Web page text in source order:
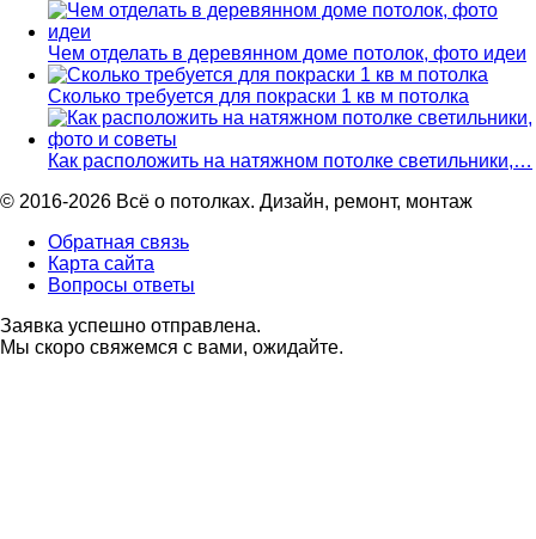
Чем отделать в деревянном доме потолок, фото идеи
Сколько требуется для покраски 1 кв м потолка
Как расположить на натяжном потолке светильники,…
© 2016-2026 Всё о потолках. Дизайн, ремонт, монтаж
Обратная связь
Карта сайта
Вопросы ответы
Заявка успешно отправлена.
Мы скоро свяжемся с вами, ожидайте.